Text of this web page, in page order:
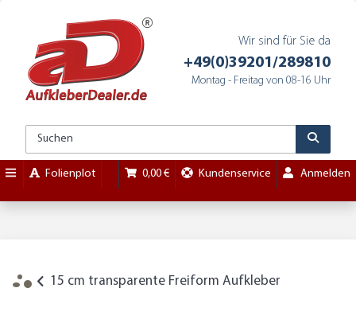
Wir sind für Sie da
+49(0)39201/289810
Montag - Freitag von 08-16 Uhr
Folienplot 0,00 € Kundenservice Anmelden
15 cm transparente Freiform Aufkleber